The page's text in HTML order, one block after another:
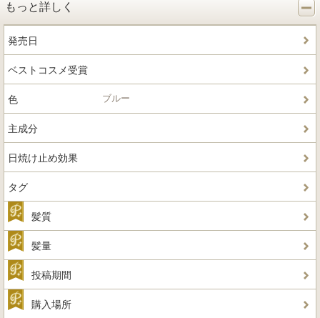
もっと詳しく
発売日
ベストコスメ受賞
色 ブルー
主成分
日焼け止め効果
タグ
髪質
髪量
投稿期間
購入場所